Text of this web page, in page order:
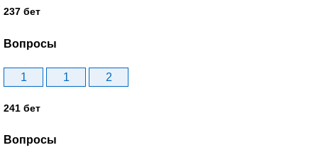
237 бет
Вопросы
1 1 2
241 бет
Вопросы